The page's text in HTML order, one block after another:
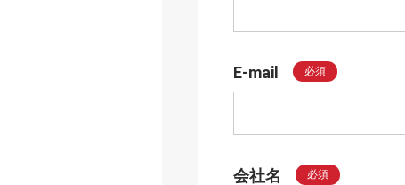
E-mail 必須
会社名 必須